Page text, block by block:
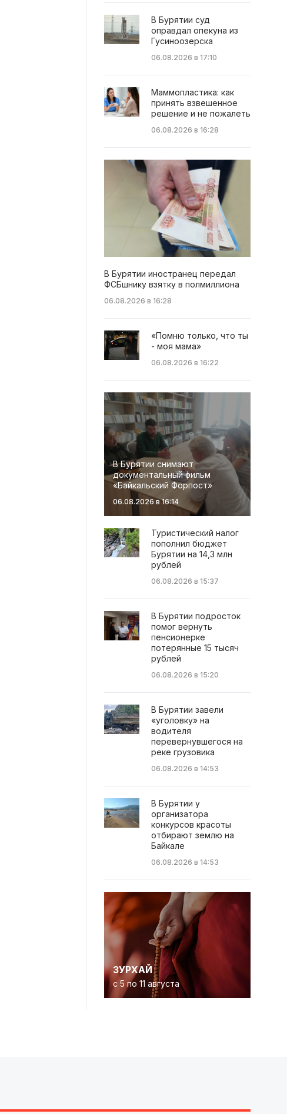
В Бурятии суд
оправдал опекуна из
Гусиноозерска
06.08.2026 в 17:10
Маммопластика: как
принять взвешенное
решение и не пожалеть
06.08.2026 в 16:28
В Бурятии иностранец передал
ФСБшнику взятку в полмиллиона
06.08.2026 в 16:28
«Помню только, что ты
- моя мама»
06.08.2026 в 16:22
В Бурятии снимают
документальный фильм
«Байкальский Форпост»
06.08.2026 в 16:14
Туристический налог
пополнил бюджет
Бурятии на 14,3 млн
рублей
06.08.2026 в 15:37
В Бурятии подросток
помог вернуть
пенсионерке
потерянные 15 тысяч
рублей
06.08.2026 в 15:20
В Бурятии завели
«уголовку» на
водителя
перевернувшегося на
реке грузовика
06.08.2026 в 14:53
В Бурятии у
организатора
конкурсов красоты
отбирают землю на
Байкале
06.08.2026 в 14:53
ЗУРХАЙ
с 5 по 11 августа